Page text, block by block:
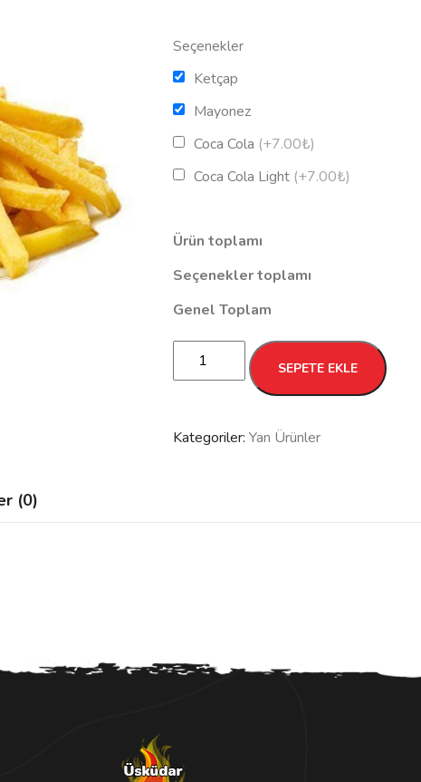
20.00₺.
Seçenekler
Ketçap
Mayonez
Coca Cola (+7.00₺)
Coca Cola Light (+7.00₺)
Ürün toplamı
Seçenekler toplamı
Genel Toplam
Patates
Kızartması
SEPETE EKLE
Kategoriler:Yan Ürünler
(0)